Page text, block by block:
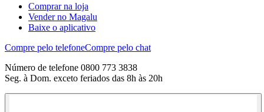
Comprar na loja
Vender no Magalu
Baixe o aplicativo
Compre pelo telefoneCompre pelo chat
Número de telefone 0800 773 3838
Seg. à Dom. exceto feriados das 8h às 20h